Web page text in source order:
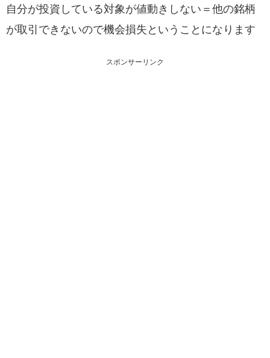
自分が投資している対象が値動きしない＝他の銘柄
が取引できないので機会損失ということになります
スポンサーリンク